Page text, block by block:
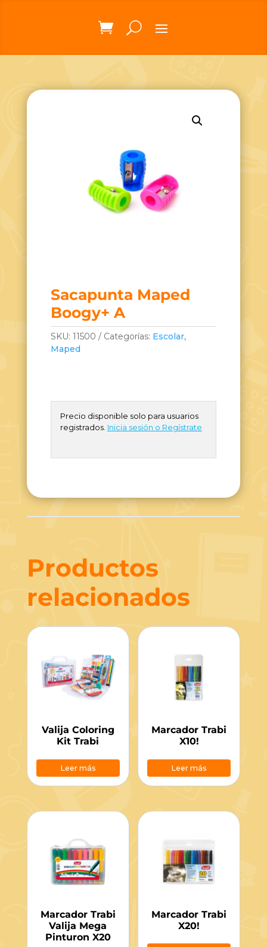
Sacapunta Maped
Boogy+ A
SKU: 11500 Categorías: Escolar,
Maped
Precio disponible solo para usuarios
registrados. Inicia sesión o Regístrate
Productos
relacionados
Valija Coloring
Kit Trabi
Leer más
Marcador Trabi
X10!
Leer más
Marcador Trabi
Valija Mega
Pinturon X20
Marcador Trabi
X20!